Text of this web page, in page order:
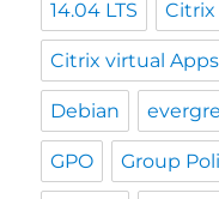
14.04 LTS Citrix
Citrix virtual
Debian
GPO Group